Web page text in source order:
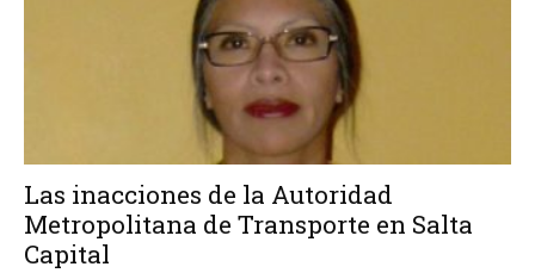
Las inacciones de la Autoridad
Metropolitana de Transporte en Salta
Capital